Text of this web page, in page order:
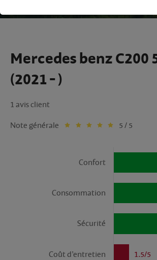
Mercedes benz C200
(2021 - )
1 avis client
Note générale 5 / 5
Confort
Consommation
Sécurité
1.5/5
Coût d’entretien